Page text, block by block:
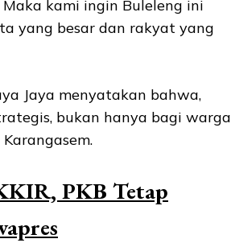
kami ingin Buleleng ini
yang besar dan rakyat yang
Jaya menyatakan bahwa,
bukan hanya bagi warga
PKB Tetap